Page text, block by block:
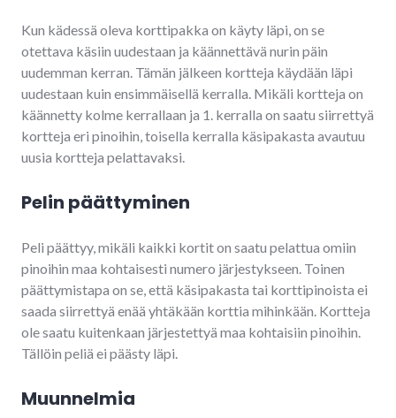
Kun kädessä oleva korttipakka on käyty läpi, on se
otettava käsiin uudestaan ja käännettävä nurin päin
uudemman kerran. Tämän jälkeen kortteja käydään läpi
uudestaan kuin ensimmäisellä kerralla. Mikäli kortteja on
käännetty kolme kerrallaan ja 1. kerralla on saatu siirrettyä
kortteja eri pinoihin, toisella kerralla käsipakasta avautuu
uusia kortteja pelattavaksi.
Pelin päättyminen
Peli päättyy, mikäli kaikki kortit on saatu pelattua omiin
pinoihin maa kohtaisesti numero järjestykseen. Toinen
päättymistapa on se, että käsipakasta tai korttipinoista ei
saada siirrettyä enää yhtäkään korttia mihinkään. Kortteja
ole saatu kuitenkaan järjestettyä maa kohtaisiin pinoihin.
Tällöin peliä ei päästy läpi.
Muunnelmia